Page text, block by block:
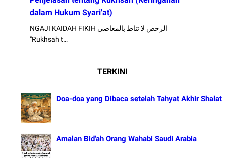
dalam Hukum Syari'at)
NGAJI KAIDAH FIKIH الرخص لا تناط بالمعاصي
"Rukhsah t…
TERKINI
Doa-doa yang Dibaca setelah Tahyat Akhir Shalat
Amalan Bid'ah Orang Wahabi Saudi Arabia